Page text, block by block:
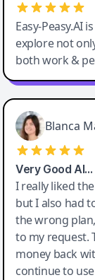
Easy-Peasy.AI
explore not
both work &
Blanca
Very Good AI…
I really liked
but I also had
the wrong
to my request.
money back
continue to